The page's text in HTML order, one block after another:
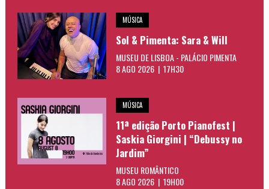
MÚSICA
Sol & Pimenta: Sara & Will
MUSEU DE LISBOA - PALÁCIO PIMENTA
8 AGO 2026 | 17H30
MÚSICA
11ª edição Porto Pianofest |
Saskia Giorgini | “Debussy no
Jardim”
MUSEU ROMÂNTICO
8 AGO 2026 | 19H00